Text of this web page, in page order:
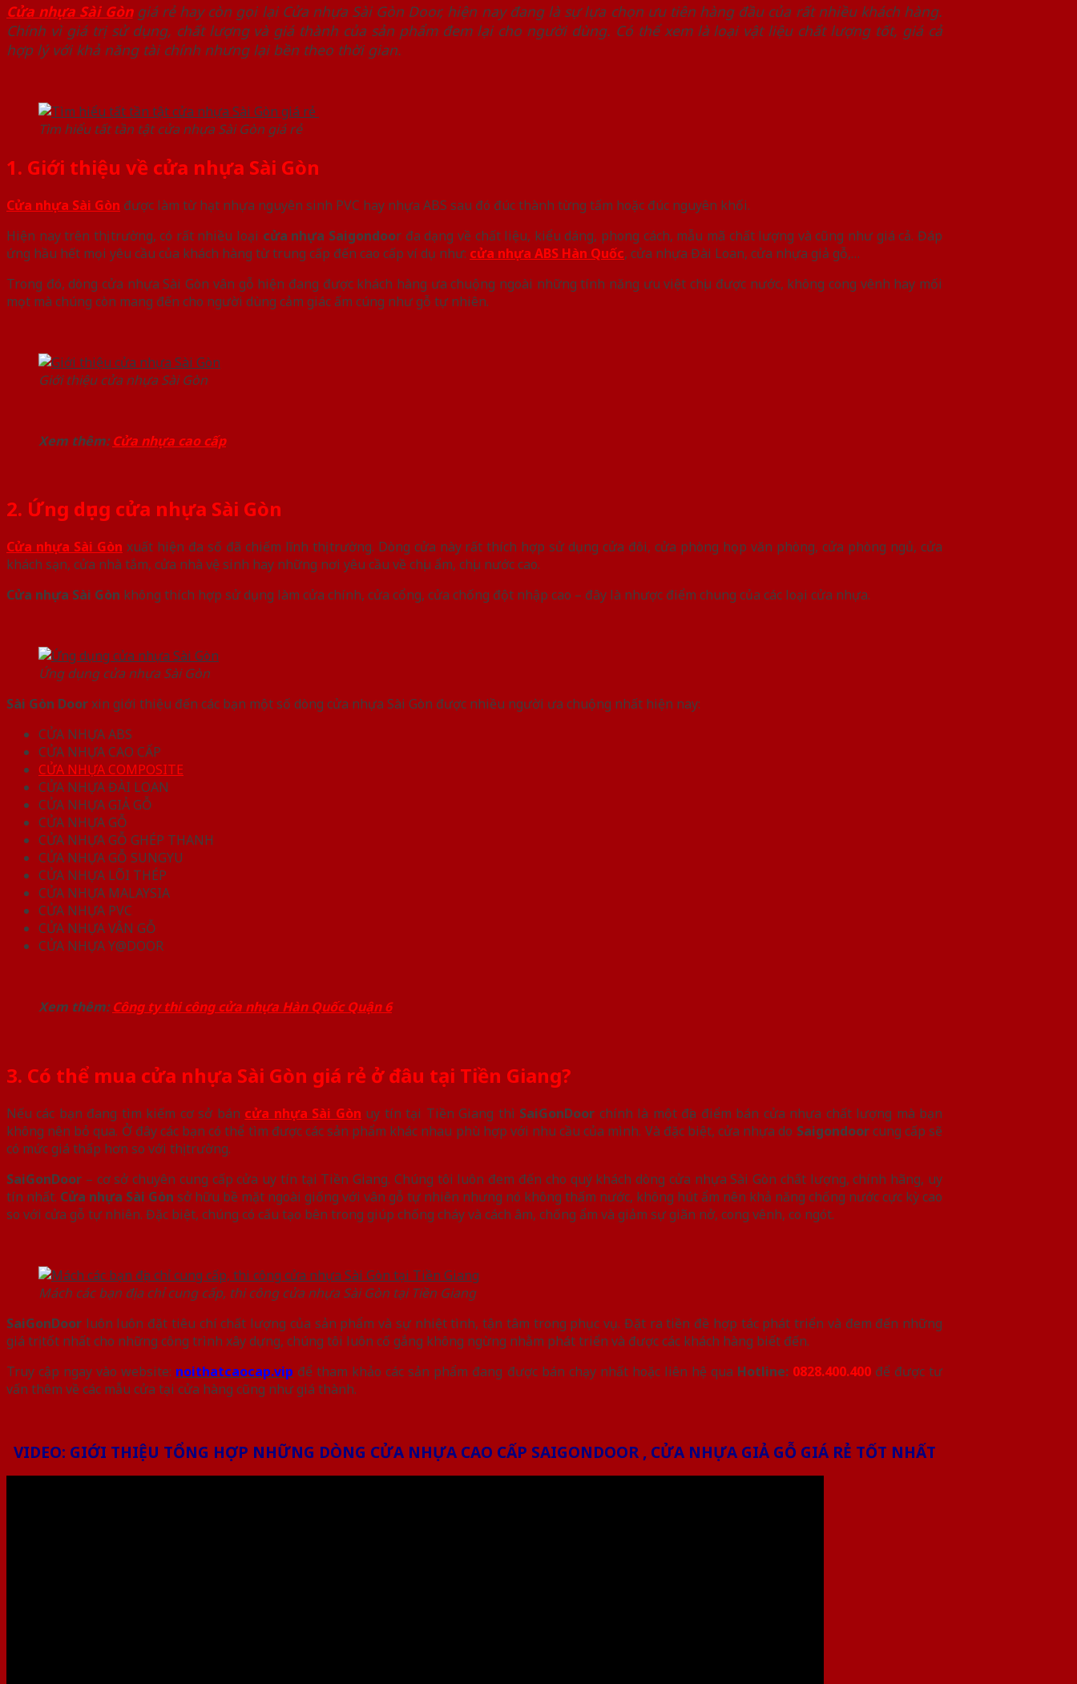
Cửa nhựa Sài Gòngiá rẻ hay còn gọi lại Cửa nhựa Sài Gòn Door, hiện nay đang là sự lựa chọn ưu tiên hàng đầu của rất nhiều khách hàng.
Chính vì giá trị sử dụng, chất lượng và giá thành của sản phẩm đem lại cho người dùng. Có thể xem là loại vật liệu chất lượng tốt, giá cả
hợp lý với khả năng tài chính nhưng lại bền theo thời gian.
Tìm hiểu tất tần tật cửa nhựa Sài Gòn giá rẻ
1. Giới thiệu về cửa nhựa Sài Gòn
Cửa nhựa Sài Gòn được làm từ hạt nhựa nguyên sinh PVC hay nhựa ABS sau đó đúc thành từng tấm hoặc đúc nguyên khối.
Hiện nay trên thị trường, có rất nhiều loại cửa nhựa Saigondoor đa dạng về chất liệu, kiểu dáng, phong cách, mẫu mã chất lượng và cũng như giá cả. Đáp
ứng hầu hết mọi yêu cầu của khách hàng từ trung cấp đến cao cấp ví dụ như: cửa nhựa ABS Hàn Quốc, cửa nhựa Đài Loan, cửa nhựa giả gỗ,…
Trong đó, dòng cửa nhựa Sài Gòn vân gỗ hiện đang được khách hàng ưa chuộng ngoài những tính năng ưu việt chịu được nước, không cong vênh hay mối
mọt mà chúng còn mang đến cho người dùng cảm giác ấm cúng như gỗ tự nhiên.
Giới thiệu cửa nhựa Sài Gòn
Xem thêm:Cửa nhựa cao cấp
2. Ứng dụng cửa nhựa Sài Gòn
Cửa nhựa Sài Gòn xuất hiện đa số đã chiếm lĩnh thị trường. Dòng cửa này rất thích hợp sử dụng cửa đôi, cửa phòng họp văn phòng, cửa phòng ngủ, cửa
khách sạn, cửa nhà tắm, cửa nhà vệ sinh hay những nơi yêu cầu về chịu ẩm, chịu nước cao.
Cửa nhựa Sài Gòn không thích hợp sử dụng làm cửa chính, cửa cổng, cửa chống đột nhập cao – đây là nhược điểm chung của các loại cửa nhựa.
Ứng dụng cửa nhựa Sài Gòn
Sài Gòn Doorxin giới thiệu đến các bạn một số dòng cửa nhựa Sài Gòn được nhiều người ưa chuộng nhất hiện nay:
CỬA NHỰA ABS
CỬA NHỰA CAO CẤP
CỬA NHỰA COMPOSITE
CỬA NHỰA ĐÀI LOAN
CỬA NHỰA GIẢ GỖ
CỬA NHỰA GỖ
CỬA NHỰA GỖ GHÉP THANH
CỬA NHỰA GỖ SUNGYU
CỬA NHỰA LÕI THÉP
CỬA NHỰA MALAYSIA
CỬA NHỰA PVC
CỬA NHỰA VÂN GỖ
CỬA NHỰA Y@DOOR
Xem thêm:Công ty thi công cửa nhựa Hàn Quốc Quận 6
3. Có thể mua cửa nhựa Sài Gòn giá rẻ ở đâu tại Tiền Giang?
Nếu các bạn đang tìm kiếm cơ sở bán cửa nhựa Sài Gòn uy tín tại Tiền Giang thì SaiGonDoor chính là một địa điểm bán cửa nhựa chất lượng mà bạn
không nên bỏ qua. Ở đây các bạn có thể tìm được các sản phẩm khác nhau phù hợp với nhu cầu của mình. Và đặc biệt, cửa nhựa do Saigondoorcung cấp sẽ
có mức giá thấp hơn so với thị trường.
SaiGonDoor – cơ sở chuyên cung cấp cửa uy tín tại Tiền Giang. Chúng tôi luôn đem đến cho quý khách dòng cửa nhựa Sài Gòn chất lượng, chính hãng, uy
tín nhất. Cửa nhựa Sài Gòn sở hữu bề mặt ngoài giống với vân gỗ tự nhiên nhưng nó không thấm nước, không hút ẩm nên khả năng chống nước cực kỳ cao
so với cửa gỗ tự nhiên. Đặc biệt, chúng có cấu tạo bên trong giúp chống cháy và cách âm, chống ẩm và giảm sự giãn nở, cong vênh, co ngót.
Mách các bạn địa chỉ cung cấp, thi công cửa nhựa Sài Gòn tại Tiền Giang
SaiGonDoor luôn luôn đặt tiêu chí chất lượng của sản phẩm và sự nhiệt tình, tận tâm trong phục vụ. Đặt ra tiền đề hợp tác phát triển và đem đến những
giá trị tốt nhất cho những công trình xây dựng, chúng tôi luôn cố gắng không ngừng nhằm phát triển và được các khách hàng biết đến.
Truy cập ngay vào website: noithatcaocap.vip để tham khảo các sản phẩm đang được bán chạy nhất hoặc liên hệ qua Hotline: 0828.400.400để được tư
vấn thêm về các mẫu cửa tại cửa hàng cũng như giá thành.
VIDEO: GIỚI THIỆU TỔNG HỢP NHỮNG DÒNG CỬA NHỰA CAO CẤP SAIGONDOOR , CỬA NHỰA GIẢ GỖ GIÁ RẺ TỐT NHẤT